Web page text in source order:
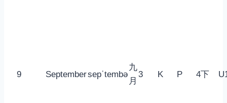
9 Septembersepˈtembə
九
月
3 K P 4下